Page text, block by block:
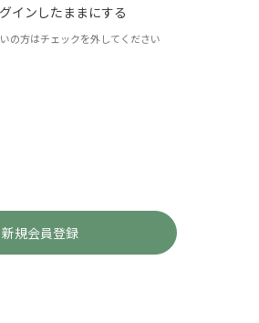
インしたままにする
の方はチェックを外してください